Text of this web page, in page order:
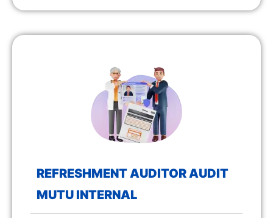
REFRESHMENT AUDITOR AUDIT
MUTU INTERNAL